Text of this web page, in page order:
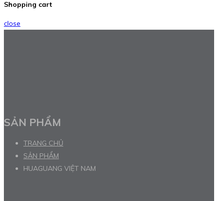
Shopping cart
close
SẢN PHẨM
TRANG CHỦ
SẢN PHẨM
HUAGUANG VIỆT NAM